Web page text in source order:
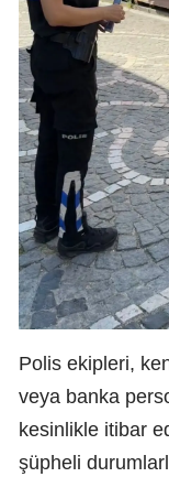
Polis ekipleri,
veya banka
kesinlikle itibar
şüpheli